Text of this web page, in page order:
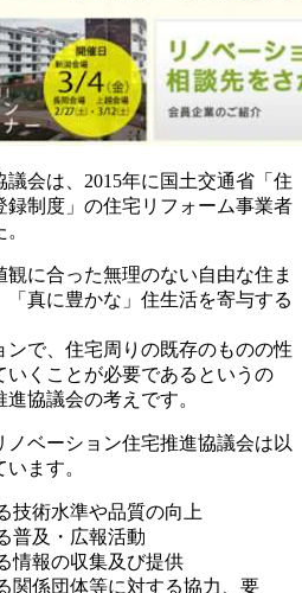
会は、2015年に国土交通省「住
制度」の住宅リフォーム事業者
に合った無理のない自由な住ま
真に豊かな」住生活を寄与する
で、住宅周りの既存のものの性
くことが必要であるというの
協議会の考えです。
ベーション住宅推進協議会は以
ます。
技術水準や品質の向上
普及・広報活動
情報の収集及び提供
関係団体等に対する協力、要